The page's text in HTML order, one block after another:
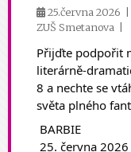
25.června 2026 |
ZUŠ Smetanova |
Přijďte podpořit
literárně-
8 a nechte se
světa plného
BARBIE
25. června 2026